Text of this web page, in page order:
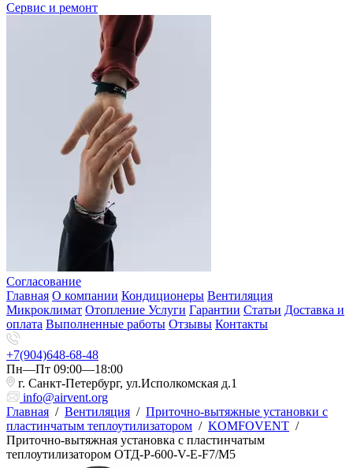
Сервис и ремонт
Согласование
Главная О компании Кондиционеры Вентиляция
Микроклимат Отопление Услуги Гарантии Статьи Доставка и
оплата Выполненные работы Отзывы Контакты
+7(904)648-68-48
Пн—Пт 09:00—18:00
г. Санкт-Петербург, ул.Исполкомская д.1
info@airvent.org
Главная / Вентиляция / Приточно-вытяжные установки с
пластинчатым теплоутилизатором / KOMFOVENT /
Приточно-вытяжная установка с пластинчатым
теплоутилизатором ОТД-P-600-V-E-F7/M5